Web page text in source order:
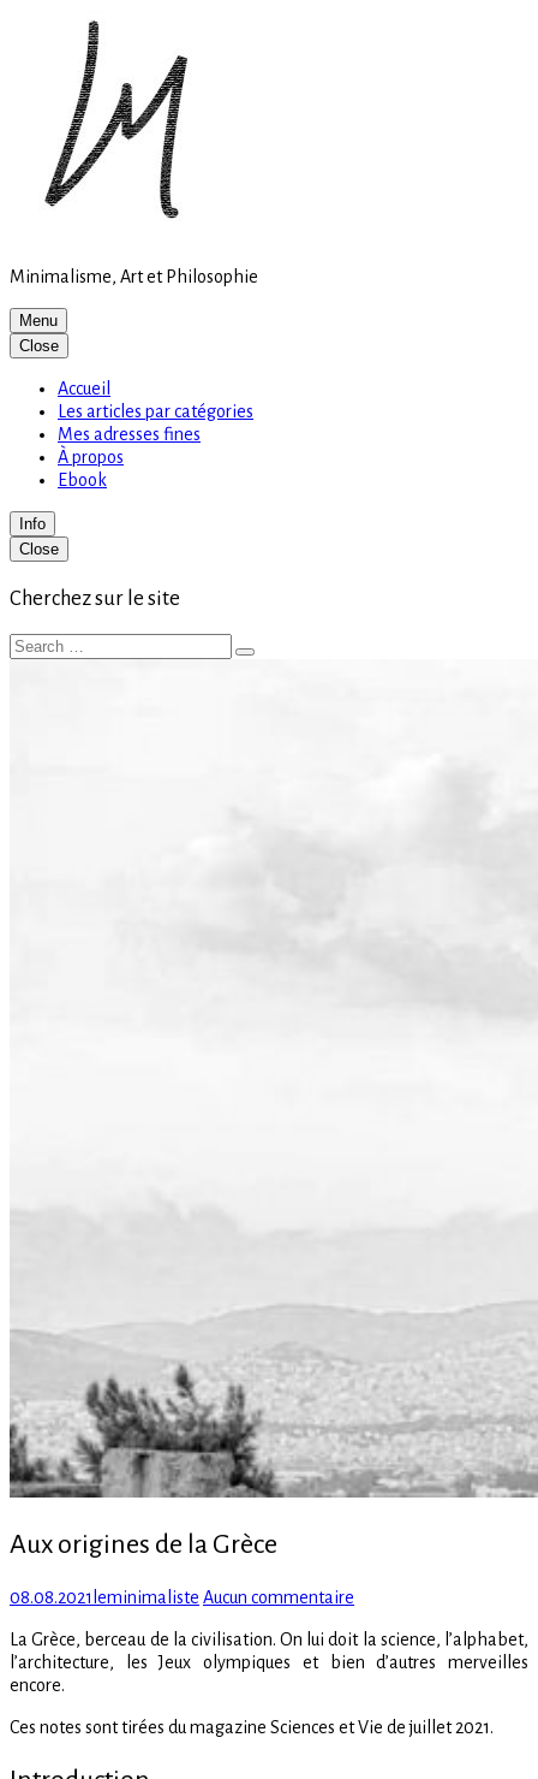
Minimalisme, Art et Philosophie
Menu
Close
Accueil
Les articles par catégories
Mes adresses fines
À propos
Ebook
Info
Primary
Sidebar
Close
Cherchez sur le site
Search
Search
Aux origines de la Grèce
Posted
08.08.2021 Author
leminimaliste Aucun commentaire
origines
de
La Grèce, berceau de la civilisation. On lui doit la science, l’alphabet,
l’architecture, les Jeux olympiques et bien d’autres merveilles
encore.
Ces notes sont tirées du magazine Sciences et Vie de juillet 2021.